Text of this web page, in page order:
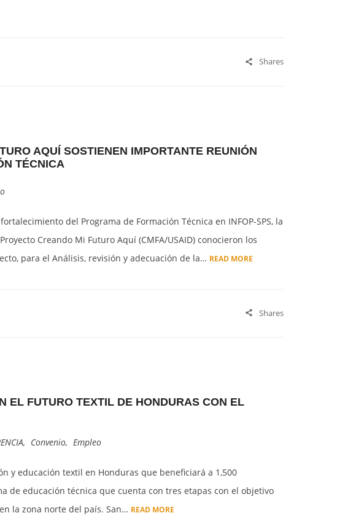
Shares
AQUÍ SOSTIENEN IMPORTANTE REUNIÓN
TÉCNICA
del Programa de Formación Técnica en INFOP-SPS, la
Creando Mi Futuro Aquí (CMFA/USAID) conocieron los
para el Análisis, revisión y adecuación de la… READ MORE
Shares
EL FUTURO TEXTIL DE HONDURAS CON EL
, Convenio, Empleo
y educación textil en Honduras que beneficiará a 1,500
de educación técnica que cuenta con tres etapas con el objetivo
la zona norte del país. San… READ MORE